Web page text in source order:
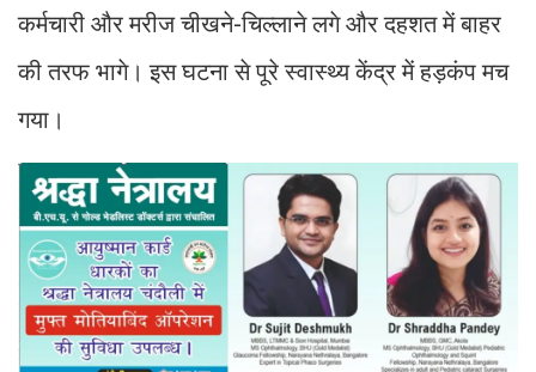
कर्मचारी और मरीज चीखने-चिल्लाने लगे और दहशत में बाहर
की तरफ भागे। इस घटना से पूरे स्वास्थ्य केंद्र में हड़कंप मच
गया।